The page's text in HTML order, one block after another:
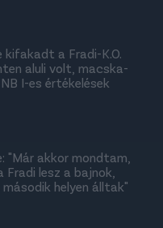
kifakadt a Fradi-K.O.
aluli volt, macska-
I-es értékelések
"Már akkor mondtam,
Fradi lesz a bajnok,
helyen álltak"